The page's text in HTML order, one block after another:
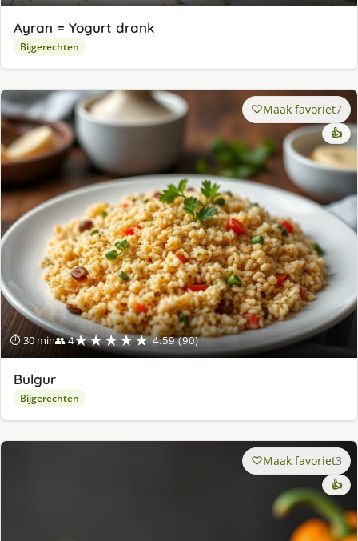
Ayran = Yogurt drank
Bijgerechten
⏱ 30 min👥 4★★★★★ 4.59 (90)
Maak favoriet7
👍
Bulgur
Bijgerechten
Maak favoriet3
👍